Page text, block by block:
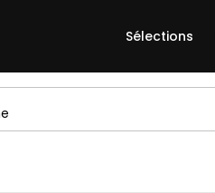
Sélections